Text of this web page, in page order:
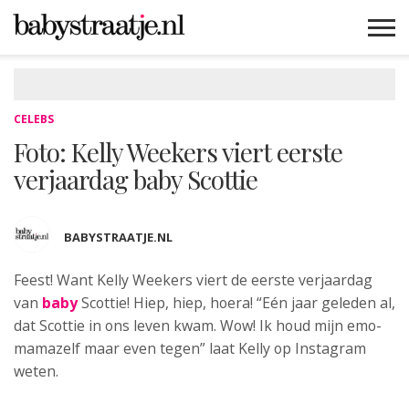
CELEBS
Foto: Kelly Weekers viert eerste
verjaardag baby Scottie
BABYSTRAATJE.NL
Feest! Want Kelly Weekers viert de eerste verjaardag
van babyScottie! Hiep, hiep, hoera! “Eén jaar geleden al,
dat Scottie in ons leven kwam. Wow! Ik houd mijn emo-
mamazelf maar even tegen” laat Kelly op Instagram
weten.